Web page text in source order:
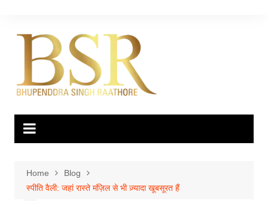
content
Home
Blog
स्पीति वैली: जहां रास्ते मंज़िल से भी ज़्यादा खूबसूरत हैं